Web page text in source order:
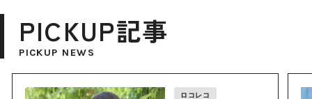
PICKUP記事
PICKUP NEWS
ロコレコ